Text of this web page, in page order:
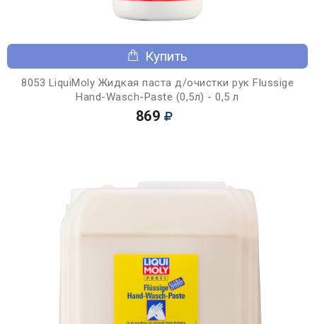
Купить
8053 LiquiMoly Жидкая паста д/очистки рук Flussige
Hand-Wasch-Paste (0,5л) - 0,5 л
869